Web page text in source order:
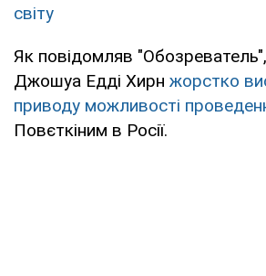
світу
Як повідомляв
Джошуа Едді Хирн жорстко
приводу можливості
Повєткіним в Росії.